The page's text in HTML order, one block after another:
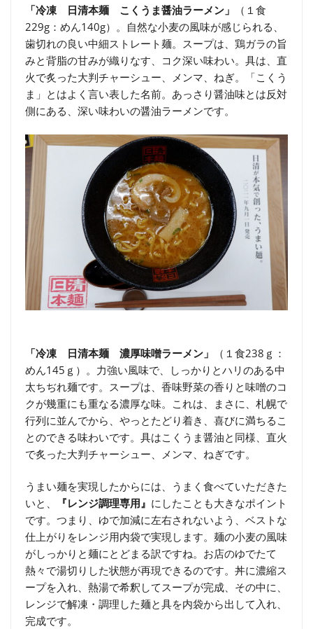
「冷凍 日清本麺 こくうま醤油ラーメン」
（１食
229g：めん140g）。自然な小麦の風味が感じられる、
歯切れの良い中細ストレート麺。スープは、鶏ガラの旨
みと背脂の甘みが織りなす、コク深い味わい。具は、直
火で炙った大判チャーシュー、メンマ、ねぎ。「こくう
ま」とはよく言い表した名前。あっさり醤油味とは反対
側にある、深い味わいの醤油ラーメンです。
「冷凍 日清本麺 濃厚味噌ラーメン」
（１食238ｇ：
めん145ｇ）。力強い風味で、しっかりとハリのある中
太ちぢれ麺です。スープは、香味野菜の香りと味噌のコ
クが幾重にも重なる濃厚な味。これは、まさに、札幌で
行列に並んでから、やっとたどり着き、喜びに満ちるこ
とのできる味わいです。具はこくうま醤油と同様、直火
で炙った大判チャーシュー、メンマ、ねぎです。
うまい麺を実現したからには、うまく食べていただきた
いと、
『レンジ調理専用』 にしたことも大きなポイント
です。つまり、ゆで加減に左右されないよう、ベストな
仕上がりをレンジ用内袋で実現します。麺の小麦の風味
がしっかりと麺にとどまる訳ですね。お店のゆでたて
熱々で湯切りした状態が再現できるのです。丼に濃縮ス
ープを入れ、熱湯で希釈してスープが完成、その中に、
レンジで解凍・調理した麺と具を内袋から出して入れ、
完成です。